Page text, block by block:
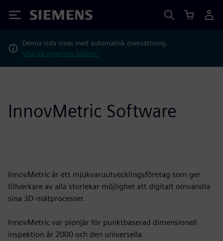
Siemens
Denna sida visas med automatisk översättning.
Visa på engelska istället?
InnovMetric Software
InnovMetric är ett mjukvaruutvecklingsföretag som ger
tillverkare av alla storlekar möjlighet att digitalt omvandla
sina 3D-mätprocesser.
InnovMetric var pionjär för punktbaserad dimensionell
inspektion år 2000 och den universella